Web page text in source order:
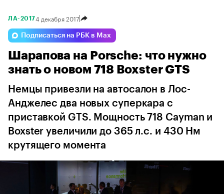
ЛА-20174 декабря 2017
Подписаться на РБК в Max
Шарапова на Porsche: что нужно
знать о новом 718 Boxster GTS
Немцы привезли на автосалон в Лос-
Анджелес два новых суперкара с
приставкой GTS. Мощность 718 Cayman и
Boxster увеличили до 365 л.с. и 430 Нм
крутящего момента